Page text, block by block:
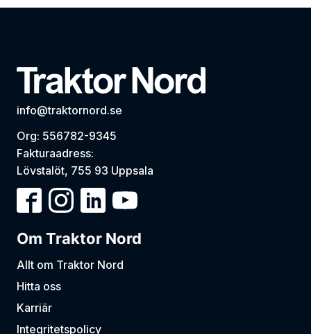
info@traktornord.se
Org: 556782-9345
Fakturaadress:
Lövstalöt, 755 93 Uppsala
Om Traktor Nord
Allt om Traktor Nord
Hitta oss
Karriär
Integritetspolicy